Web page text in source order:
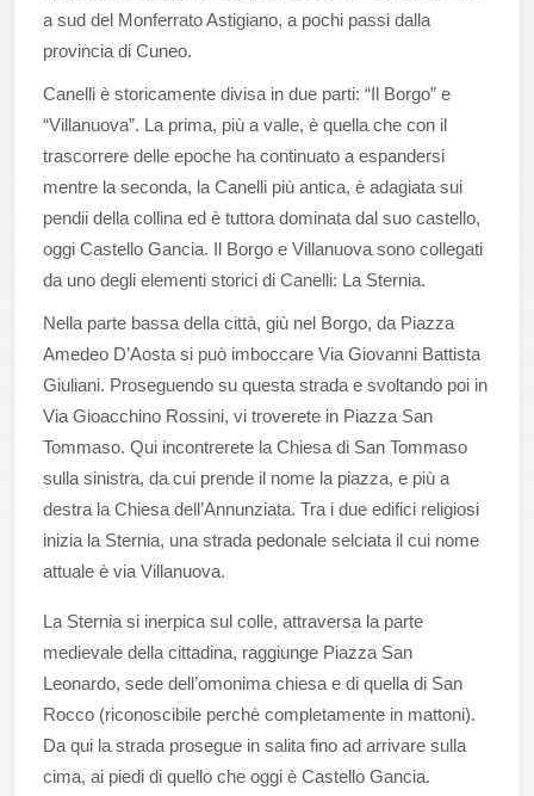
a sud del Monferrato Astigiano, a pochi passi dalla
provincia di Cuneo.
Canelli è storicamente divisa in due parti: “Il Borgo” e
“Villanuova”. La prima, più a valle, è quella che con il
trascorrere delle epoche ha continuato a espandersi
mentre la seconda, la Canelli più antica, è adagiata sui
pendii della collina ed è tuttora dominata dal suo castello,
oggi Castello Gancia. Il Borgo e Villanuova sono collegati
da uno degli elementi storici di Canelli: La Sternia.
Nella parte bassa della città, giù nel Borgo, da Piazza
Amedeo D’Aosta si può imboccare Via Giovanni Battista
Giuliani. Proseguendo su questa strada e svoltando poi in
Via Gioacchino Rossini, vi troverete in Piazza San
Tommaso. Qui incontrerete la Chiesa di San Tommaso
sulla sinistra, da cui prende il nome la piazza, e più a
destra la Chiesa dell’Annunziata. Tra i due edifici religiosi
inizia la Sternia, una strada pedonale selciata il cui nome
attuale è via Villanuova.
La Sternia si inerpica sul colle, attraversa la parte
medievale della cittadina, raggiunge Piazza San
Leonardo, sede dell’omonima chiesa e di quella di San
Rocco (riconoscibile perchè completamente in mattoni).
Da qui la strada prosegue in salita fino ad arrivare sulla
cima, ai piedi di quello che oggi è Castello Gancia.